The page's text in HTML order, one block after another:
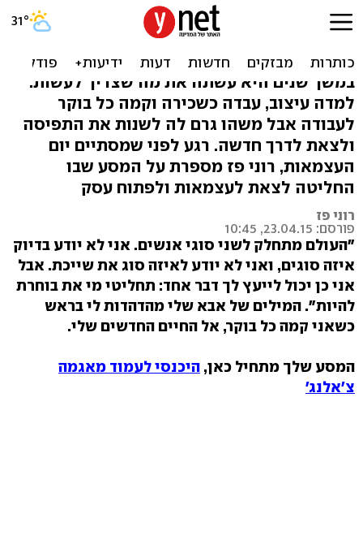
עצמאית בשטח: איך מסע
מסוגל לשנות
במשך שנים היא עשתה את מה שצריך לעשות:
למדה עיצוב, עבדה כשכירה וקמה כל בוקר
לעבודה אבל משהו גרם לה לשנות את התפיסה
ולצאת לדרך חדשה. רגע לפני שמסתיים יום
העצמאות, רוני פז מספרת על המסע שבו
החליטה לצאת לעצמאות ולפתוח עסק
רוני פז
פורסם: 23.04.15, 10:45
"העולם מתחלק לשני סוגי אנשים. אני לא יודע בדיוק
איזה סוגים, ואני לא יודע לאיזה סוג את שייכת. אבל
אני כן יכול לייעץ לך דבר אחד: תחליטי מי את בוחרת
להיות". המילים של אבא שלי מהדהדות לי בראש
כשאני קמה כל בוקר, אל החיים החדשים שלי.
המסע שלך מתחיל כאן, היכנסי לעמוד מאגמה
צ'אלנג'